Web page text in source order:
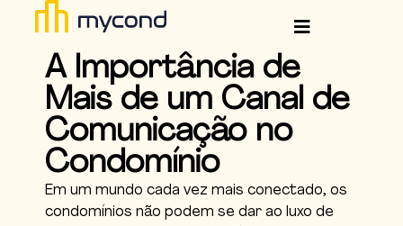
A Importância de
Mais de um Canal de
Comunicação no
Condomínio
Em um mundo cada vez mais conectado, os
condomínios não podem se dar ao luxo de